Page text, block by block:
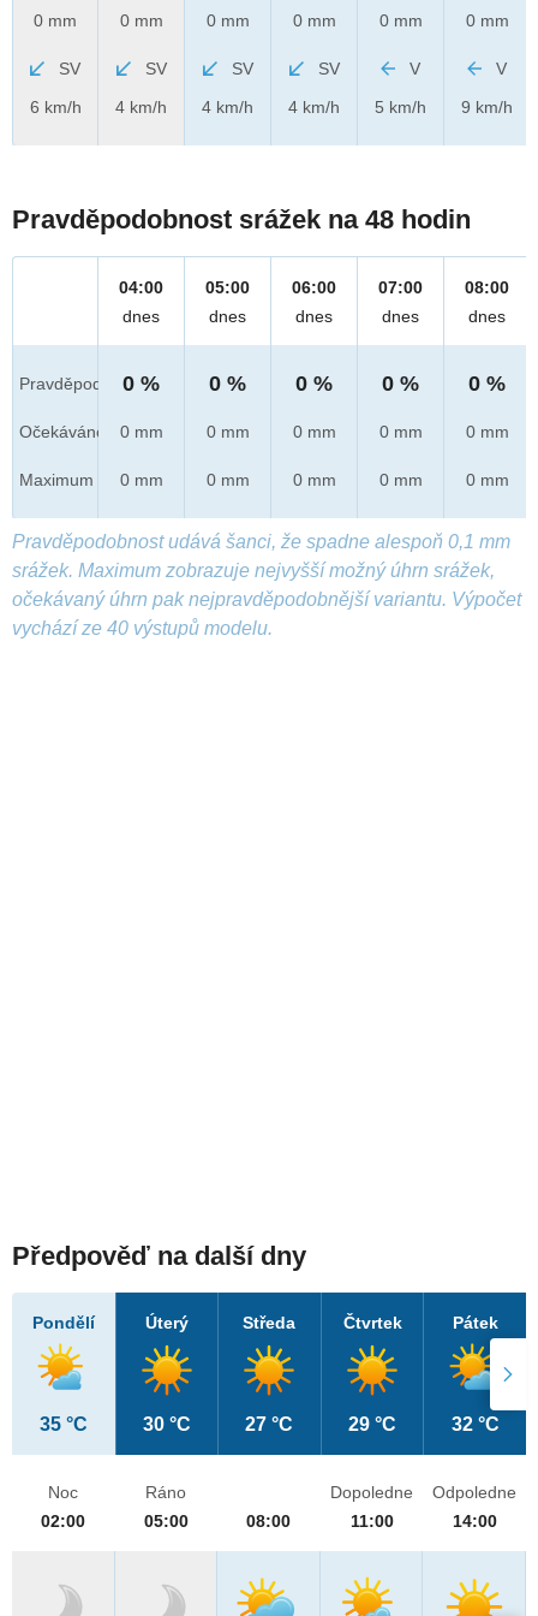
0 mm
SV
6 km/h
0 mm
SV
4 km/h
0 mm
SV
4 km/h
0 mm
SV
4 km/h
0 mm
V
5 km/h
0 mm
V
9 km/h
Pravděpodobnost srážek na 48 hodin
Pravděpod.
Očekáváno
Maximum
04:00
dnes
0 %
0 mm
0 mm
05:00
dnes
0 %
0 mm
0 mm
06:00
dnes
0 %
0 mm
0 mm
07:00
dnes
0 %
0 mm
0 mm
08:00
dnes
0 %
0 mm
0 mm
Pravděpodobnost udává šanci, že spadne alespoň 0,1 mm
srážek. Maximum zobrazuje nejvyšší možný úhrn srážek,
očekávaný úhrn pak nejpravděpodobnější variantu. Výpočet
vychází ze 40 výstupů modelu.
Předpověď na další dny
Pondělí
35 °C
Úterý
30 °C
Středa
27 °C
Čtvrtek
29 °C
Pátek
32 °C
Noc
02:00
Ráno
05:00
08:00
Dopoledne
11:00
Odpoledne
14:00